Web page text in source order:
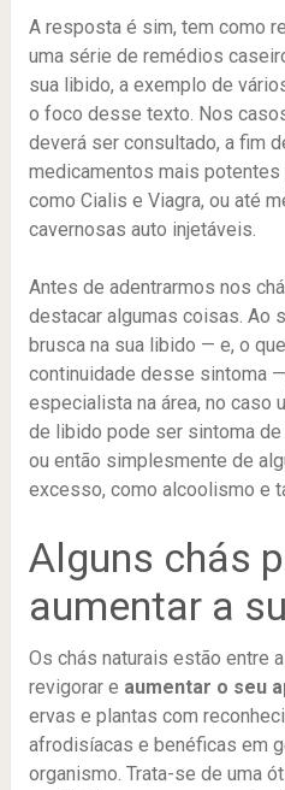
A resposta é sim, tem como
uma série de remédios
sua libido, a exemplo de
o foco desse texto. Nos
deverá ser consultado, a fim
medicamentos mais potentes
como Cialis e Viagra, ou até
cavernosas auto injetáveis.
Antes de adentrarmos nos
destacar algumas coisas. Ao
brusca na sua libido — e, o
continuidade desse sintoma
especialista na área, no caso
de libido pode ser sintoma de
ou então simplesmente de
excesso, como alcoolismo e
Alguns chás
aumentar a
Os chás naturais estão entre
revigorar e aumentar o seu
ervas e plantas com
afrodisíacas e benéficas em
organismo. Trata-se de uma